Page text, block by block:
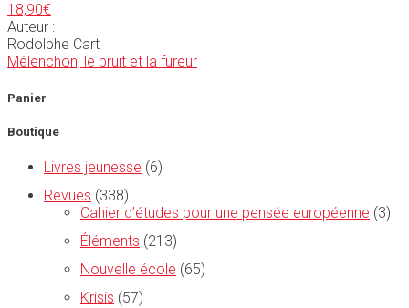
18,90€
Auteur :
Rodolphe Cart
Mélenchon, le bruit et la fureur
Panier
Boutique
Livres jeunesse (6)
Revues (338)
Cahier d’études pour une pensée européenne (3)
Éléments (213)
Nouvelle école (65)
Krisis (57)